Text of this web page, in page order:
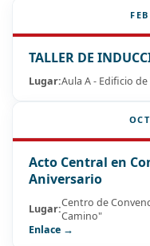
FEB
TALLER DE
Lugar:Aula A - Edificio
OCT
Acto Central en
Aniversario
Lugar:Centro de
Camino"
Enlace →